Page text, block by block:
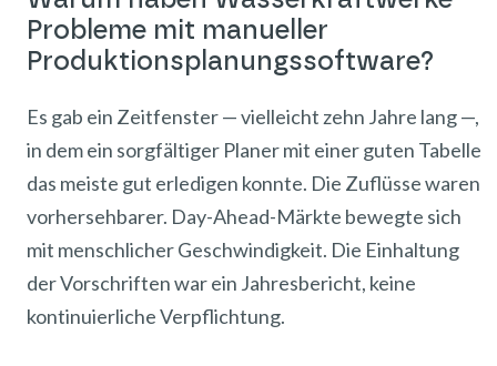
Probleme mit manueller
Produktionsplanungssoftware?
Es gab ein Zeitfenster — vielleicht zehn Jahre lang —,
in dem ein sorgfältiger Planer mit einer guten Tabelle
das meiste gut erledigen konnte. Die Zuflüsse waren
vorhersehbarer. Day-Ahead-Märkte bewegte sich
mit menschlicher Geschwindigkeit. Die Einhaltung
der Vorschriften war ein Jahresbericht, keine
kontinuierliche Verpflichtung.